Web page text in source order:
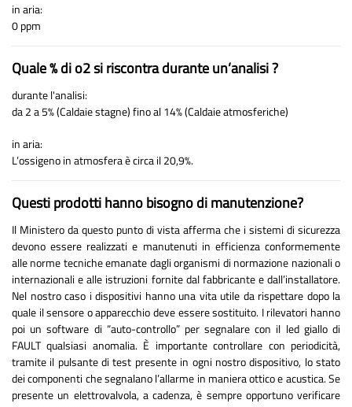
in aria:
0 ppm
Quale % di o2 si riscontra durante un’analisi ?
durante l'analisi:
da 2 a 5% (Caldaie stagne) fino al 14% (Caldaie atmosferiche)
in aria:
L’ossigeno in atmosfera è circa il 20,9%.
Questi prodotti hanno bisogno di manutenzione?
Il Ministero da questo punto di vista afferma che i sistemi di sicurezza
devono essere realizzati e manutenuti in efficienza conformemente
alle norme tecniche emanate dagli organismi di normazione nazionali o
internazionali e alle istruzioni fornite dal fabbricante e dall’installatore.
Nel nostro caso i dispositivi hanno una vita utile da rispettare dopo la
quale il sensore o apparecchio deve essere sostituito. I rilevatori hanno
poi un software di “auto-controllo” per segnalare con il led giallo di
FAULT qualsiasi anomalia. È importante controllare con periodicità,
tramite il pulsante di test presente in ogni nostro dispositivo, lo stato
dei componenti che segnalano l’allarme in maniera ottico e acustica. Se
presente un elettrovalvola, a cadenza, è sempre opportuno verificare